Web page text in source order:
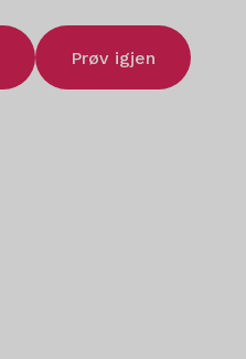
Prøv igjen